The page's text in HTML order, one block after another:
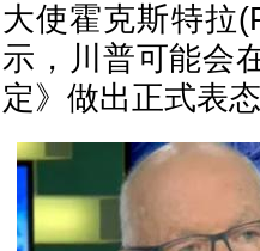
大使霍克斯特拉
示，川普可能会
定》做出正式表态